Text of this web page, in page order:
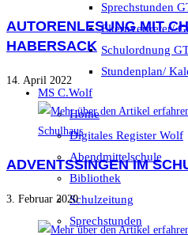
Sprechstunden
Elternvertreter/
Schulordnung
Stundenplan/
MS C.Wolf
Home
Digitales Register Wolf
Abendmittelschule
Bibliothek
Schulzeitung
Sprechstunden
AUTORENLESUNG MIT
HABERSACK
14. April 2022
ADVENTSSINGEN IM
3. Februar 2020